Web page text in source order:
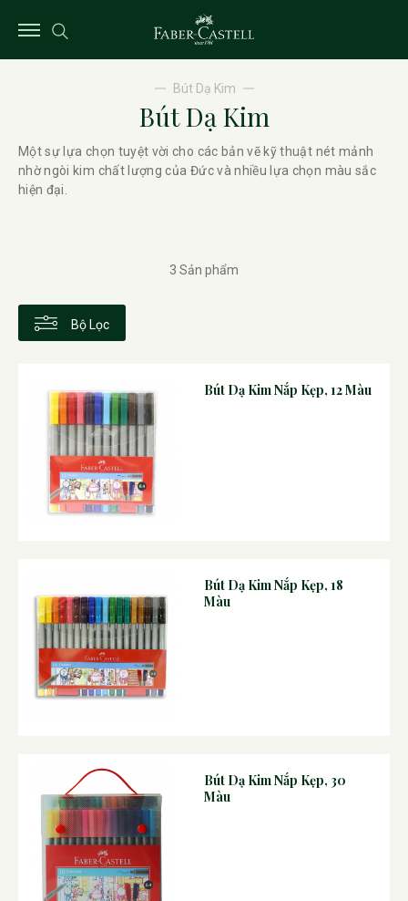
Bút Dạ Kim
Bút Dạ Kim
Một sự lựa chọn tuyệt vời cho các bản vẽ kỹ thuật nét mảnh
nhờ ngòi kim chất lượng của Đức và nhiều lựa chọn màu sắc
hiện đại.
Bộ Lọc
3 Sản phẩm
Bút Dạ Kim Nắp Kẹp, 12 Màu
Bút Dạ Kim Nắp Kẹp, 18
Màu
Bút Dạ Kim Nắp Kẹp, 30
Màu